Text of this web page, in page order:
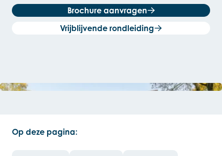
Brochure aanvragen
Vrijblijvende rondleiding
Op deze pagina: